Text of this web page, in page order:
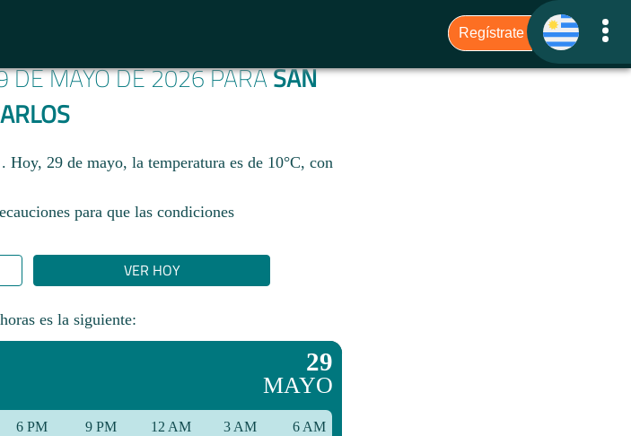
DE MAYO DE 2026 PARASAN
29 de mayo, la temperatura es de 10°C, con
para que las condiciones
VER HOY
es la siguiente:
29
MAYO
6 PM 9 PM 12 AM 3 AM 6 AM